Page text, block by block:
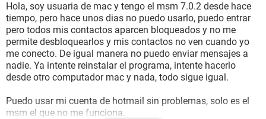
Hola, soy usuaria de mac y tengo el msm 7.0.2 desde hace
tiempo, pero hace unos dias no puedo usarlo, puedo entrar
pero todos mis contactos aparcen bloqueados y no me
permite desbloquearlos y mis contactos no ven cuando yo
me conecto. De igual manera no puedo enviar mensajes a
nadie. Ya intente reinstalar el programa, intente hacerlo
desde otro computador mac y nada, todo sigue igual.
Puedo usar mi cuenta de hotmail sin problemas, solo es el
msm el que no me funciona.